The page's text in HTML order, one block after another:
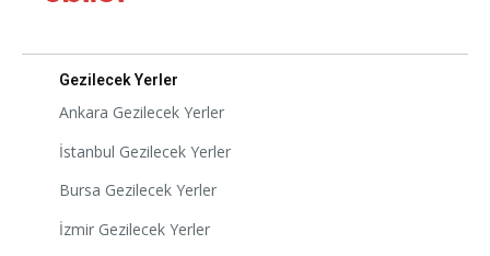
Gezilecek Yerler
Ankara Gezilecek Yerler
İstanbul Gezilecek Yerler
Bursa Gezilecek Yerler
İzmir Gezilecek Yerler